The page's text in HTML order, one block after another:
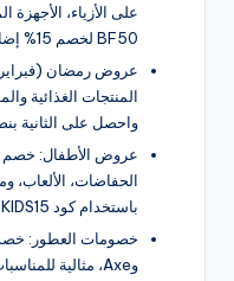
على الأزياء، الأجهزة
BF50 لخصم 15% إضافي.
المنتجات الغذائية
واحصل على الثانية
باستخدام كود KIDS15.
وAxe، مثالية للمناسبات الخاصة.